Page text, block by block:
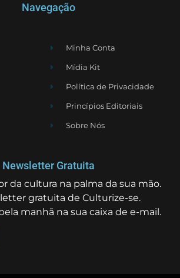
Navegação
Minha Conta
Mídia Kit
Política de Privacidade
Princípios Editoriais
Sobre Nós
Newsletter Gratuita
da cultura na palma da sua mão.
gratuita de Culturize-se.
manhã na sua caixa de e-mail.